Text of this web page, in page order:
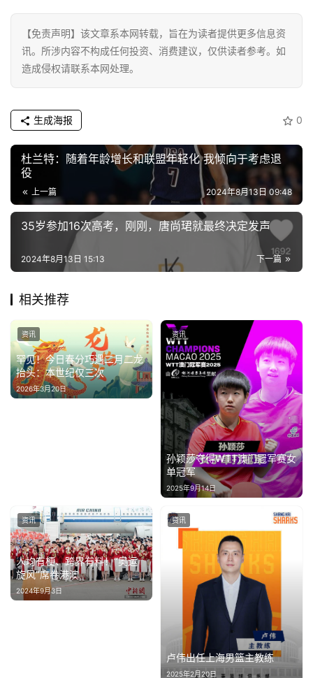
汽
能
源
【免责声明】该文章系本网转载，旨在为读者提供更多信息资
讯。所涉内容不构成任何投资、消费建议，仅供读者参考。如
造成侵权请联系本网处理。
0
生成海报
杜兰特：随着年龄增长和联盟年轻化 我倾向于考虑退
役
上一篇 2024年8月13日 09:48
35岁参加16次高考，刚刚，唐尚珺就最终决定发声
下一篇
2024年8月13日 15:13
相关推荐
罕见！今日春分巧遇二月二龙
抬头：本世纪仅三次
2026年3月20日
资讯
孙颖莎夺得WTT澳门冠军赛女
单冠军
2025年9月14日
资讯
人均有梗、跨界有料！“奥运
旋风”席卷港澳
2024年9月3日
资讯
卢伟出任上海男篮主教练
2025年2月20日
资讯